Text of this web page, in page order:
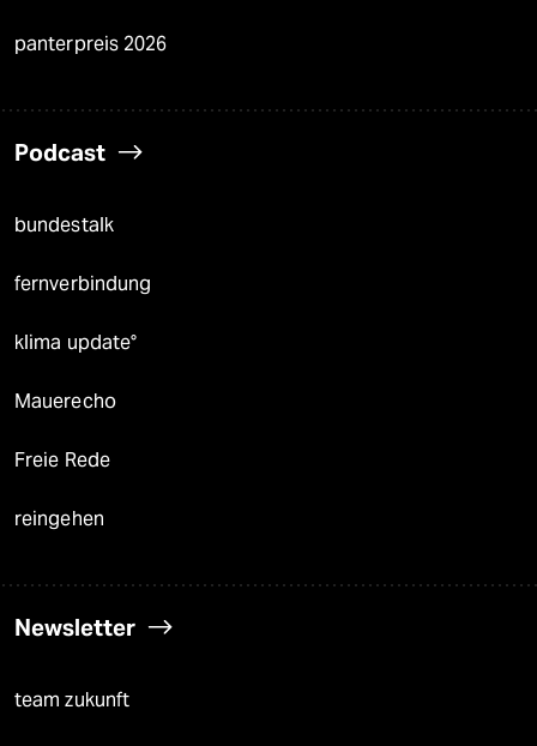
panterpreis 2026
Podcast
bundestalk
fernverbindung
klima update°
Mauerecho
Freie Rede
reingehen
Newsletter
team zukunft